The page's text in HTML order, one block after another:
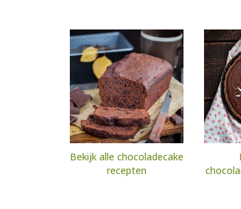
Bekijk alle chocoladecake
recepten